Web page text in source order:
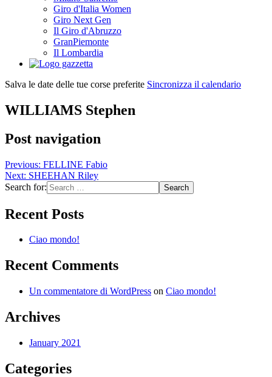
Giro d'Italia Women
Giro Next Gen
Il Giro d'Abruzzo
GranPiemonte
Il Lombardia
Salva le date delle tue corse preferite Sincronizza il calendario
WILLIAMS Stephen
Post navigation
Previous: FELLINE Fabio
Next: SHEEHAN Riley
Search for:
Recent Posts
Ciao mondo!
Recent Comments
Un commentatore di WordPress on Ciao mondo!
Archives
January 2021
Categories